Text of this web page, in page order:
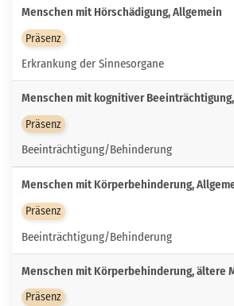
Menschen mit Hörschädigung, Allgemein
Präsenz
Erkrankung der Sinnesorgane
Menschen mit kognitiver
Präsenz
Beeinträchtigung/Behinderung
Menschen mit Körperbehinderung,
Präsenz
Beeinträchtigung/Behinderung
Menschen mit Körperbehinderung, ältere
Präsenz